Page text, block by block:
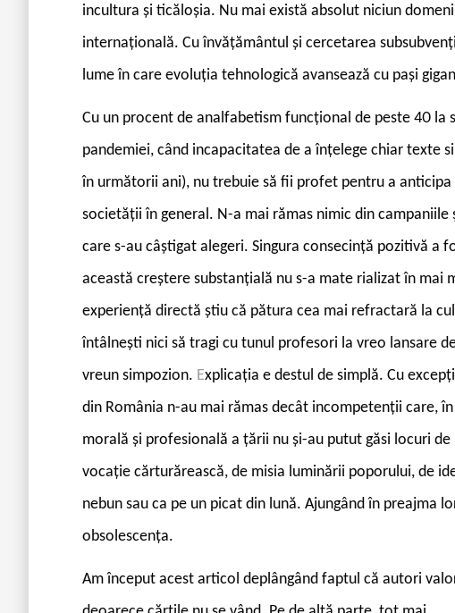
incultura și ticăloșia. Nu mai există absolut niciun
internațională. Cu învățământul și cercetarea
lume în care evoluția tehnologică avansează cu pași
Cu un procent de analfabetism funcțional de peste 40 la
pandemiei, când incapacitatea de a înțelege chiar texte
în următorii ani), nu trebuie să fii profet pentru a
societății în general. N-a mai rămas nimic din
care s-au câștigat alegeri. Singura consecință pozitivă a
această creștere substanțială nu s-a mate rializat în mai
experiență directă știu că pătura cea mai refractară la
întâlnești nici să tragi cu tunul profesori la vreo lansare
vreun simpozion. Explicația e destul de simplă. Cu
din România n-au mai rămas decât incompetenții care,
morală și profesională a țării nu și-au putut găsi locuri
vocație cărturărească, de misia luminării poporului, de
nebun sau ca pe un picat din lună. Ajungând în preajma
obsolescența.
Am început acest articol deplângând faptul că autori